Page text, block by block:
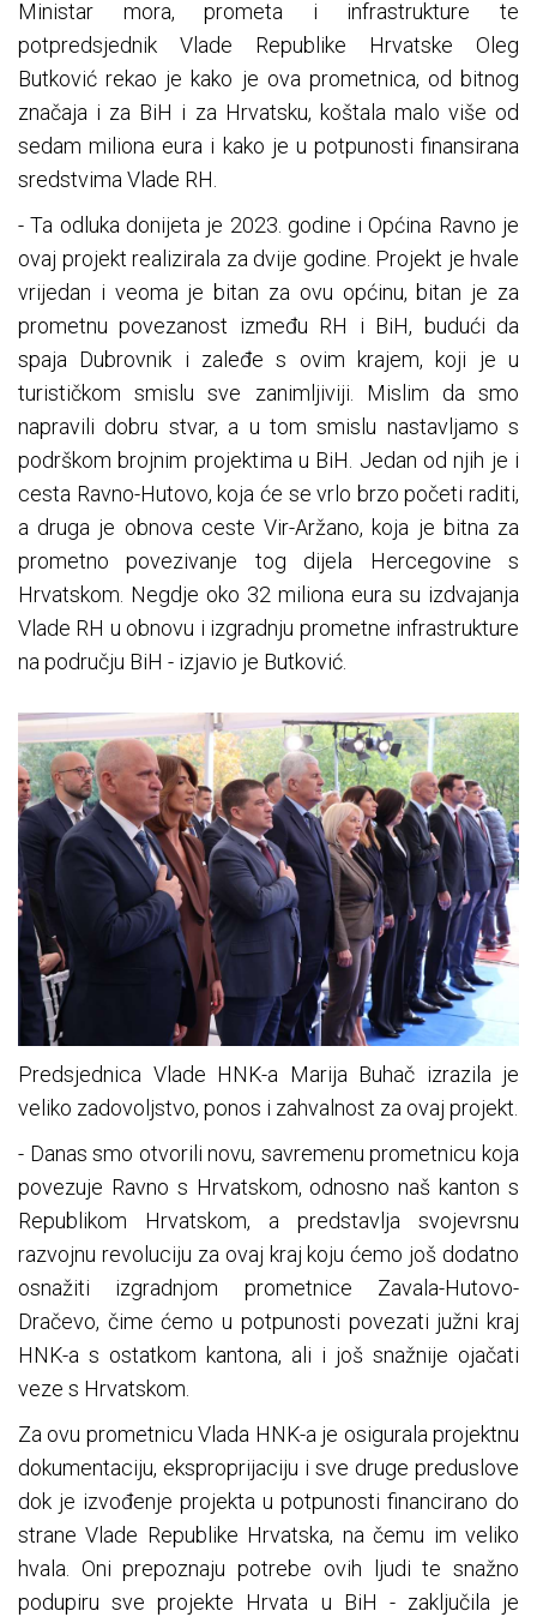
Ministar mora, prometa i infrastrukture te
potpredsjednik Vlade Republike Hrvatske Oleg
Butković rekao je kako je ova prometnica, od bitnog
značaja i za BiH i za Hrvatsku, koštala malo više od
sedam miliona eura i kako je u potpunosti finansirana
sredstvima Vlade RH.
- Ta odluka donijeta je 2023. godine i Općina Ravno je
ovaj projekt realizirala za dvije godine. Projekt je hvale
vrijedan i veoma je bitan za ovu općinu, bitan je za
prometnu povezanost između RH i BiH, budući da
spaja Dubrovnik i zaleđe s ovim krajem, koji je u
turističkom smislu sve zanimljiviji. Mislim da smo
napravili dobru stvar, a u tom smislu nastavljamo s
podrškom brojnim projektima u BiH. Jedan od njih je i
cesta Ravno-Hutovo, koja će se vrlo brzo početi raditi,
a druga je obnova ceste Vir-Aržano, koja je bitna za
prometno povezivanje tog dijela Hercegovine s
Hrvatskom. Negdje oko 32 miliona eura su izdvajanja
Vlade RH u obnovu i izgradnju prometne infrastrukture
na području BiH - izjavio je Butković.
Predsjednica Vlade HNK-a Marija Buhač izrazila je
veliko zadovoljstvo, ponos i zahvalnost za ovaj projekt.
- Danas smo otvorili novu, savremenu prometnicu koja
povezuje Ravno s Hrvatskom, odnosno naš kanton s
Republikom Hrvatskom, a predstavlja svojevrsnu
razvojnu revoluciju za ovaj kraj koju ćemo još dodatno
osnažiti izgradnjom prometnice Zavala-Hutovo-
Dračevo, čime ćemo u potpunosti povezati južni kraj
HNK-a s ostatkom kantona, ali i još snažnije ojačati
veze s Hrvatskom.
Za ovu prometnicu Vlada HNK-a je osigurala projektnu
dokumentaciju, eksproprijaciju i sve druge preduslove
dok je izvođenje projekta u potpunosti financirano do
strane Vlade Republike Hrvatska, na čemu im veliko
hvala. Oni prepoznaju potrebe ovih ljudi te snažno
podupiru sve projekte Hrvata u BiH - zaključila je